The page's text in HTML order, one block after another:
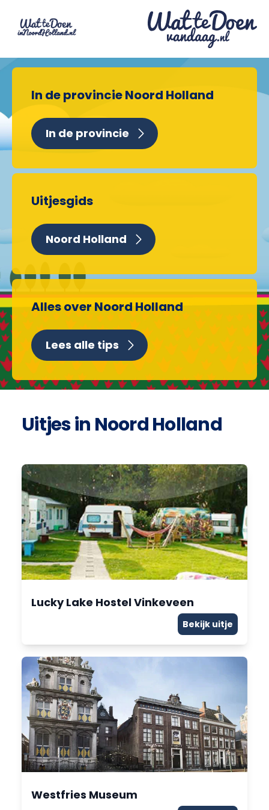
In de provincie Noord Holland
In de provincie
Uitjesgids
Noord Holland
Alles over Noord Holland
Lees alle tips
Uitjes in Noord Holland
Lucky Lake Hostel Vinkeveen
Bekijk uitje
Westfries Museum